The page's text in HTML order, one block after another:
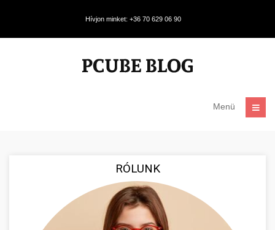
Hívjon minket: +36 70 629 06 90
Menü
RÓLUNK